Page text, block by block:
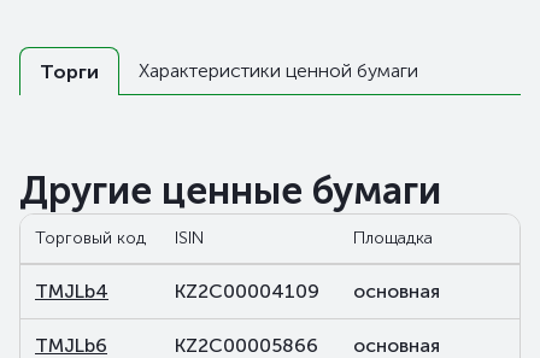
Торги Характеристики ценной бумаги
Другие ценные бумаги
Торговый код ISIN Площадка
TMJLb4 KZ2C00004109 основная
TMJLb6 KZ2C00005866 основная